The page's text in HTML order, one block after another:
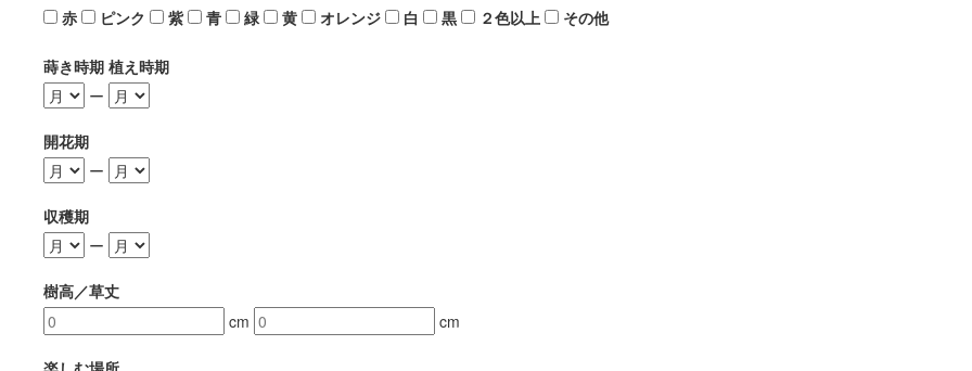
赤
ピンク 紫 青 緑 黄 オレンジ 白 黒 ２色以上 その他
蒔き時期 植え時期
ー
開花期
ー
収穫期
ー
樹高／草丈
cm
cm